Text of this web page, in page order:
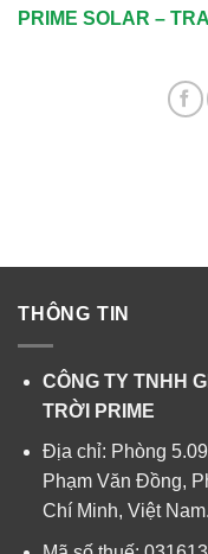
PRIME SOLAR –
THÔNG TIN
CÔNG TY TNHH
TRỜI PRIME
Địa chỉ: Phòng
Phạm Văn Đồng,
Chí Minh, Việt Nam.